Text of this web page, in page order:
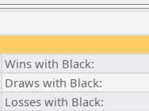
Wins with Black:
Draws with Black:
Losses with Black: